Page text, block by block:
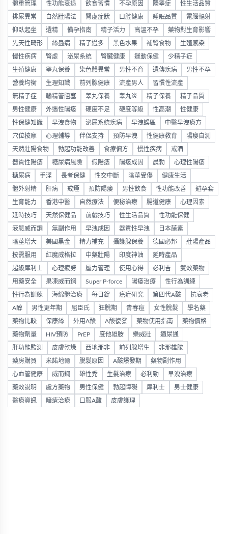
體重管理 性功能衰退 飲食習慣 不孕原因 隱睾症 性生活品質
排尿異常 自然壯陽法 腎虛症狀 口腔健康 睡眠品質 電腦輻射
仰臥起坐 遺精 備孕指南 精子活力 高溫不孕 藥物對生育影響
先天性畸形 絲蟲病 精子過多 黑色水果 補腎食物 生殖感染
慢性疾病 腎虛 泌尿系統 腎臟健康 運動保健 少精子症
生殖健康 睾丸保養 染色體異常 男性不育 遺傳疾病 男性不孕
營養均衡 生理知識 前列腺健康 流產男人 習慣性流產
無精子症 輸精管阻塞 睾丸保養 睾丸炎 精子保養 精子品質
男性健康 外遇性陽痿 硬度不足 硬度等級 性高潮 性健康
性保健知識 早洩食物 泌尿系統疾病 早洩誤區 中醫早洩療方
穴位按摩 心理輔導 伴侶支持 預防早洩 性健康教育 陽痿自測
天然壯陽食物 勃起功能改善 食療偏方 慢性疾病 戒酒
器質性陽痿 糖尿病風險 假陽痿 陽痿成因 晨勃 心理性陽痿
糖尿病 手淫 長者保健 性交中斷 陰莖受傷 健康生活
體外射精 肝病 戒煙 預防陽痿 男性飲食 性功能改善 避孕套
生育能力 香港中醫 自然療法 便秘治療 腸道健康 心理因素
延時技巧 天然保健品 前戲技巧 性生活品質 性功能保健
液態威而鋼 無副作用 早洩成因 器質性早洩 日本藤素
陰莖增大 美國黑金 精力補充 攝護腺保養 德國必邦 壯陽產品
按需服用 紅魔威格拉 中藥壯陽 印度神油 延時產品
超級犀利士 心理疲勞 壓力管理 使用心得 必利吉 雙效藥物
用藥安全 果凍威而鋼 Super P-force 陽痿治療 性行為訓練
性行為訓練 海綿體治療 每日錠 癌症研究 第四代A酸 抗衰老
A醇 男性更年期 屈臣氏 狂脫期 青春痘 女性脫髮 學名藥
藥物比較 保康絲 外用A酸 A酸復發 藥物使用指南 藥物價格
藥物劑量 HIV預防 PrEP 度他雄胺 樂威壯 適尿通
肝功能監測 皮膚乾燥 西地那非 前列腺增生 非那雄胺
藥房購買 米諾地爾 脫髮原因 A酸爆發期 藥物副作用
心血管健康 威而鋼 雄性禿 生髮治療 必利勁 早洩治療
藥效說明 處方藥物 男性保健 勃起障礙 犀利士 男士健康
醫療資訊 暗瘡治療 口服A酸 皮膚護理